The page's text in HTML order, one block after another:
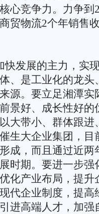
心竞争力。力争到
贸物流2个年销售
发展的主力，实
、是工业化的龙头
源。要立足湘潭实
景好、成长性好的
大带小、群体跟进
生大企业集团，目
成，而且通过近两
时期。要进一步强
化产业布局，提升
代企业制度，提高
进高端人才，加强